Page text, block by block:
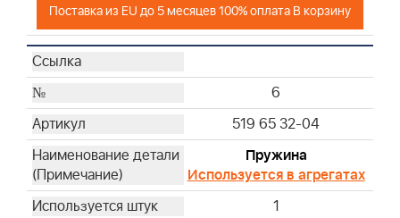
Поставка из EU до 5 месяцев 100% оплата В корзину
6
519 65 32-04
Пружина
Используется в агрегатах
1